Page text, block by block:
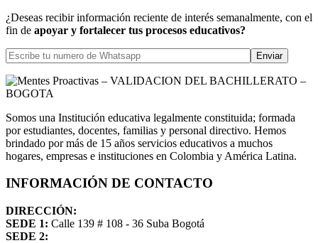
¿Deseas recibir información reciente de interés semanalmente, con el
fin de apoyar y fortalecer tus procesos educativos?
Somos una Institución educativa legalmente constituida; formada
por estudiantes, docentes, familias y personal directivo. Hemos
brindado por más de 15 años servicios educativos a muchos
hogares, empresas e instituciones en Colombia y América Latina.
INFORMACIÓN DE CONTACTO
DIRECCIÓN:
SEDE 1: Calle 139 # 108 - 36 Suba Bogotá
SEDE 2: